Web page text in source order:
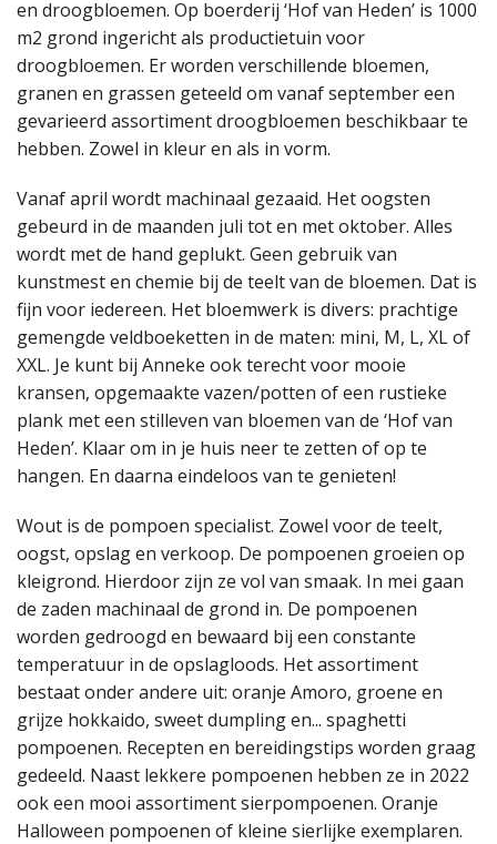
en droogbloemen. Op boerderij ‘Hof van Heden’ is 1000
m2 grond ingericht als productietuin voor
droogbloemen. Er worden verschillende bloemen,
granen en grassen geteeld om vanaf september een
gevarieerd assortiment droogbloemen beschikbaar te
hebben. Zowel in kleur en als in vorm.
Vanaf april wordt machinaal gezaaid. Het oogsten
gebeurd in de maanden juli tot en met oktober. Alles
wordt met de hand geplukt. Geen gebruik van
kunstmest en chemie bij de teelt van de bloemen. Dat is
fijn voor iedereen. Het bloemwerk is divers: prachtige
gemengde veldboeketten in de maten: mini, M, L, XL of
XXL. Je kunt bij Anneke ook terecht voor mooie
kransen, opgemaakte vazen/potten of een rustieke
plank met een stilleven van bloemen van de ‘Hof van
Heden’. Klaar om in je huis neer te zetten of op te
hangen. En daarna eindeloos van te genieten!
Wout is de pompoen specialist. Zowel voor de teelt,
oogst, opslag en verkoop. De pompoenen groeien op
kleigrond. Hierdoor zijn ze vol van smaak. In mei gaan
de zaden machinaal de grond in. De pompoenen
worden gedroogd en bewaard bij een constante
temperatuur in de opslagloods. Het assortiment
bestaat onder andere uit: oranje Amoro, groene en
grijze hokkaido, sweet dumpling en... spaghetti
pompoenen. Recepten en bereidingstips worden graag
gedeeld. Naast lekkere pompoenen hebben ze in 2022
ook een mooi assortiment sierpompoenen. Oranje
Halloween pompoenen of kleine sierlijke exemplaren.